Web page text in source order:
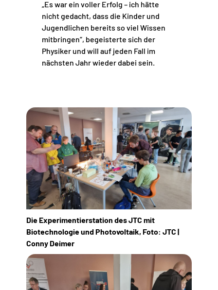
„Es war ein voller Erfolg – ich hätte
nicht gedacht, dass die Kinder und
Jugendlichen bereits so viel Wissen
mitbringen“, begeisterte sich der
Physiker und will auf jeden Fall im
nächsten Jahr wieder dabei sein.
Die Experimentierstation des JTC mit
Biotechnologie und Photovoltaik, Foto: JTC |
Conny Deimer